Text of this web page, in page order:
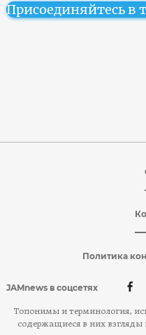
Присоединяйтесь в
Политика
JAMnews в соцсетях
Топонимы и терминология,
содержащиеся в них